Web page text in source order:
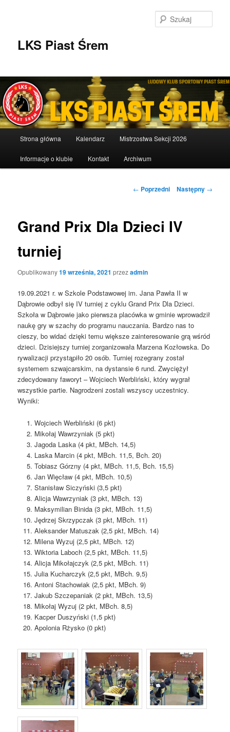
LKS Piast Śrem
Strona główna Kalendarz Mistrzostwa Sekcji 2026
Informacje o klubie Kontakt Archiwum
Nawigacja
← Poprzedni Następny →
Grand Prix Dla Dzieci IV
turniej
Opublikowany19 września, 2021 przezadmin
19.09.2021 r. w Szkole Podstawowej im. Jana Pawła II w
Dąbrowie odbył się IV turniej z cyklu Grand Prix Dla Dzieci.
Szkoła w Dąbrowie jako pierwsza placówka w gminie wprowadził
naukę gry w szachy do programu nauczania. Bardzo nas to
cieszy, bo widać dzięki temu większe zainteresowanie grą wśród
dzieci. Dzisiejszy turniej zorganizowała Marzena Kozłowska. Do
rywalizacji przystąpiło 20 osób. Turniej rozegrany został
systemem szwajcarskim, na dystansie 6 rund. Zwyciężył
zdecydowany faworyt – Wojciech Werbliński, który wygrał
wszystkie partie. Nagrodzeni zostali wszyscy uczestnicy.
Wyniki:
Wojciech Werbliński (6 pkt)
Mikołaj Wawrzyniak (5 pkt)
Jagoda Laska (4 pkt, MBch. 14,5)
Laska Marcin (4 pkt, MBch. 11,5, Bch. 20)
Tobiasz Górzny (4 pkt, MBch. 11,5, Bch. 15,5)
Jan Więcław (4 pkt, MBch. 10,5)
Stanisław Siczyński (3,5 pkt)
Alicja Wawrzyniak (3 pkt, MBch. 13)
Maksymilian Binida (3 pkt, MBch. 11,5)
Jędrzej Skrzypczak (3 pkt, MBch. 11)
Aleksander Matuszak (2,5 pkt, MBch. 14)
Milena Wyzuj (2,5 pkt, MBch. 12)
Wiktoria Laboch (2,5 pkt, MBch. 11,5)
Alicja Mikołajczyk (2,5 pkt, MBch. 11)
Julia Kucharczyk (2,5 pkt, MBch. 9,5)
Antoni Stachowiak (2,5 pkt, MBch. 9)
Jakub Szczepaniak (2 pkt, MBch. 13,5)
Mikołaj Wyzuj (2 pkt, MBch. 8,5)
Kacper Duszyński (1,5 pkt)
Apolonia Rżysko (0 pkt)